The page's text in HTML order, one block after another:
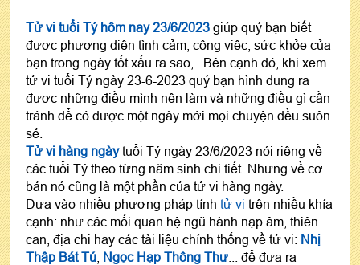
Tử vi tuổi Tý hôm nay 23/6/2023 giúp quý bạn biết
được phương diện tình cảm, công việc, sức khỏe của
bạn trong ngày tốt xấu ra sao,...Bên cạnh đó, khi xem
tử vi tuổi Tý ngày 23-6-2023 quý bạn hình dung ra
được những điều mình nên làm và những điều gì cần
tránh để có được một ngày mới mọi chuyện đều suôn
sẻ.
Tử vi hàng ngàytuổi Tý ngày 23/6/2023 nói riêng về
các tuổi Tý theo từng năm sinh chi tiết. Nhưng về cơ
bản nó cũng là một phần của tử vi hàng ngày.
Dựa vào nhiều phương pháp tính tử vi trên nhiều khía
cạnh: như các mối quan hệ ngũ hành nạp âm, thiên
can, địa chi hay các tài liệu chính thống về tử vi: Nhị
Thập Bát Tú Ngọc Hạp Thông Thư ... để đưa ra